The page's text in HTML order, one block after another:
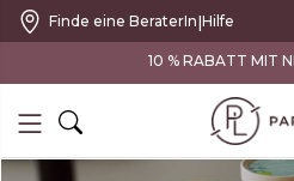
Finde eine BeraterIn|Hilfe
10 % RABATT MIT